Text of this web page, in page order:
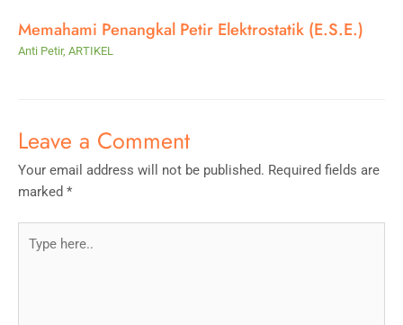
Memahami Penangkal Petir Elektrostatik (E.S.E.)
Anti Petir, ARTIKEL
Leave a Comment
Your email address will not be published. Required fields are
marked *
here..